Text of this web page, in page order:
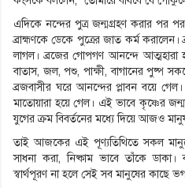
এদিকে নন্দের পুত্র জন্মগ্রহণ করার পর
ব্রাহ্মণকে ডেকে পুত্রের জাত কর্ম
লাগল। ব্রজের গোপগণ আনন্দে
বাতাস, জল, পশু, পাক্ষী, বাগানের পুষ্প
ব্রজবাসীর ঘরে আনন্দের প্লাবন বয়ে
মাতোয়ারা হয়ে গেল। এই ভাবে কৃষ্ণের
যুগের ক্রম বিবর্তনের মধ্যে দিয়ে আজও
তাই আজকের এই পূণ্যতিথিতে সকল
সাধনা করা, নিষ্কাম ভাবে তাঁকে ডাকা।
স্বার্থপূরণ না হলে সেই সব মানুষের কাছে